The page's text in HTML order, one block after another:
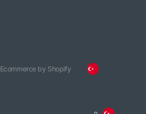
Ecommerce by Shopify